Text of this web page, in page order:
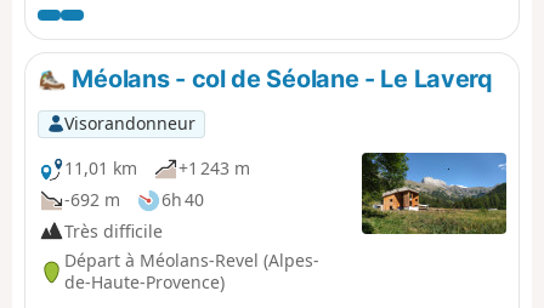
Méolans - col de Séolane - Le Laverq
Visorandonneur
11,01 km
+1 243 m
-692 m
6h 40
Très difficile
Départ à Méolans-Revel (Alpes-
de-Haute-Provence)